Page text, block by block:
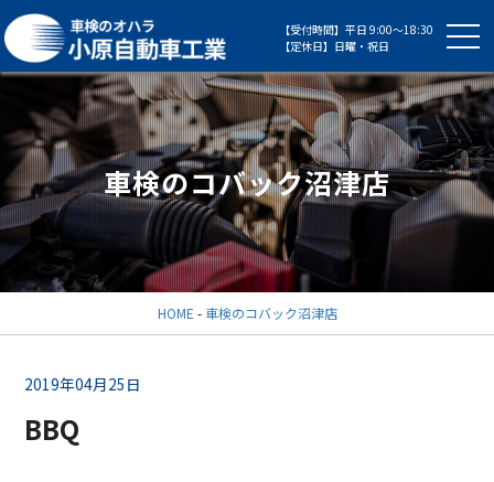
【受付時間】平日 9:00～18:30
【定休日】日曜・祝日
車検のコバック沼津店
HOME - 車検のコバック沼津店
2019年04月25日
BBQ